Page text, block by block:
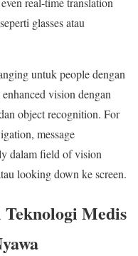
glasses atau
untuk people dengan
vision dengan
object recognition. For
message
dalam field of vision
looking down ke screen.
Medis